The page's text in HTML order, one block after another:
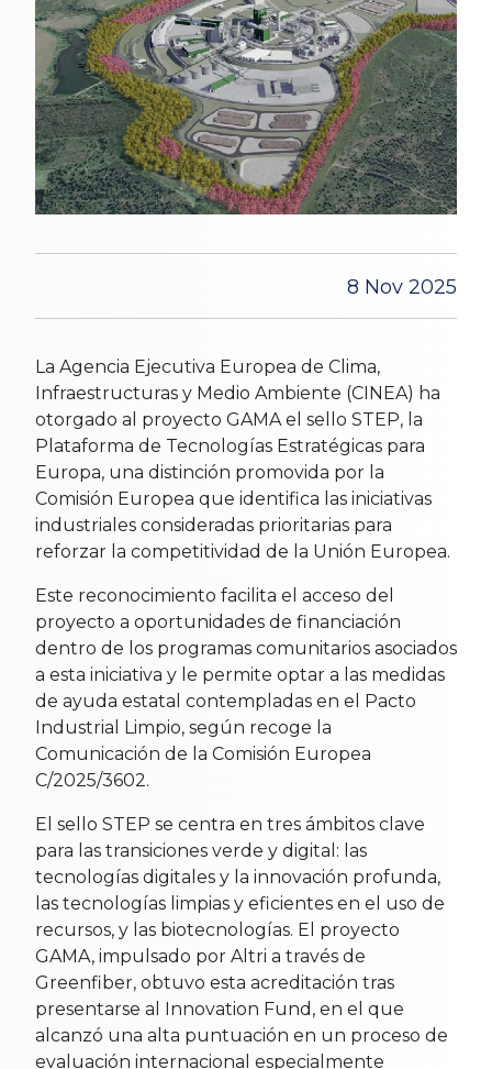
8 Nov 2025
La Agencia Ejecutiva Europea de Clima,
Infraestructuras y Medio Ambiente (CINEA) ha
otorgado al proyecto GAMA el sello STEP, la
Plataforma de Tecnologías Estratégicas para
Europa, una distinción promovida por la
Comisión Europea que identifica las iniciativas
industriales consideradas prioritarias para
reforzar la competitividad de la Unión Europea.
Este reconocimiento facilita el acceso del
proyecto a oportunidades de financiación
dentro de los programas comunitarios asociados
a esta iniciativa y le permite optar a las medidas
de ayuda estatal contempladas en el Pacto
Industrial Limpio, según recoge la
Comunicación de la Comisión Europea
C/2025/3602.
El sello STEP se centra en tres ámbitos clave
para las transiciones verde y digital: las
tecnologías digitales y la innovación profunda,
las tecnologías limpias y eficientes en el uso de
recursos, y las biotecnologías. El proyecto
GAMA, impulsado por Altri a través de
Greenfiber, obtuvo esta acreditación tras
presentarse al Innovation Fund, en el que
alcanzó una alta puntuación en un proceso de
evaluación internacional especialmente